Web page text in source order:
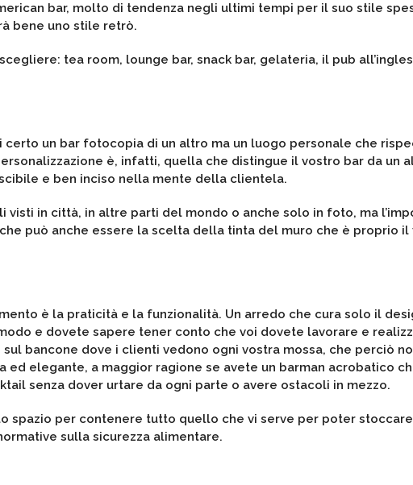
bar, molto di tendenza negli ultimi tempi per il suo stile
bene uno stile retrò.
tea room, lounge bar, snack bar, gelateria, il pub
un bar fotocopia di un altro ma un luogo personale che
è, infatti, quella che distingue il vostro bar da un
e ben inciso nella mente della clientela.
visti in città, in altre parti del mondo o anche solo in foto, ma
può anche essere la scelta della tinta del muro che è proprio il
è la praticità e la funzionalità. Un arredo che cura solo il
e dovete sapere tener conto che voi dovete lavorare e
bancone dove i clienti vedono ogni vostra mossa, che perciò
ed elegante, a maggior ragione se avete un barman acrobatico
senza dover urtare da ogni parte o avere ostacoli in mezzo.
spazio per contenere tutto quello che vi serve per poter
sulla sicurezza alimentare.